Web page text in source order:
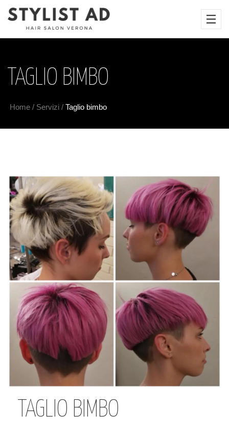
TAGLIO BIMBO
Home / Servizi / Taglio bimbo
TAGLIO BIMBO